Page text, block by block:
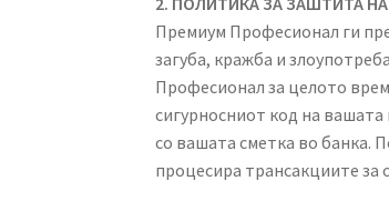
Премиум Професионал ги
загуба, кражба и
Професионал за целото
сигурносниот код на
со вашата сметка во банка.
процесира трансакциите за